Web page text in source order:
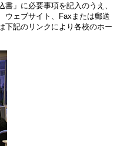
」に必要事項を記入のうえ、
ウェブサイト、Faxまたは郵送
下記のリンクにより各校のホー